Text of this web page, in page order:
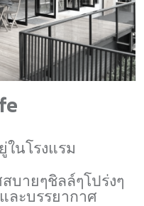
นโรงแรม
บายๆชิลล์ๆโปร่งๆ
ละบรรยากาศ